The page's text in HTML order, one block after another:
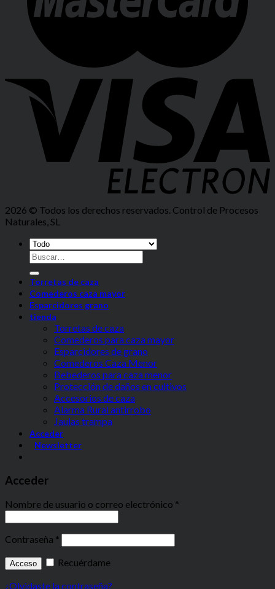
2026 © Todos los derechos reservados. Control de Procesos
Naturales, SL
Torretas de caza
Comederos caza mayor
Esparcidores grano
tienda
Torretas de caza
Comederos para caza mayor
Esparcidores de grano
Comederos Caza Menor
Bebederos para caza menor
Protección de daños en cultivos
Accesorios de caza
Alarma Rural antirrobo
Jaulas trampa
Acceder
Newsletter
Acceder
Nombre de usuario o correo electrónico *
Contraseña *
Acceso
Recuérdame
¿Olvidaste la contraseña?